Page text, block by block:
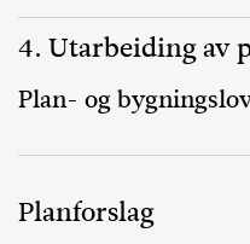
4. Utarbeiding av
Plan- og
Planforslag